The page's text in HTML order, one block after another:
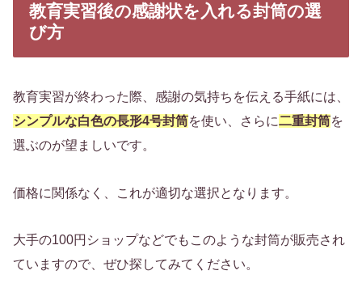
教育実習後の感謝状を入れる封筒の選
び方
教育実習が終わった際、感謝の気持ちを伝える手紙には、
シンプルな白色の長形4号封筒を使い、さらに二重封筒を
選ぶのが望ましいです。
価格に関係なく、これが適切な選択となります。
大手の100円ショップなどでもこのような封筒が販売され
ていますので、ぜひ探してみてください。